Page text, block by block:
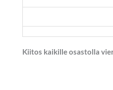
Kiitos kaikille osastolla